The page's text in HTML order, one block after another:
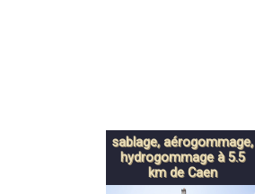
sablage, aérogommage,
hydrogommage à 5.5
km de Caen